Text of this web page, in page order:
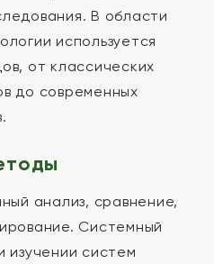
В области
используется
от классических
до современных
анализ, сравнение,
Системный
изучении систем